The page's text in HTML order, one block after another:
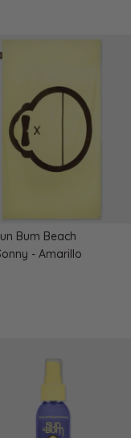
Bum Beach
- Amarillo